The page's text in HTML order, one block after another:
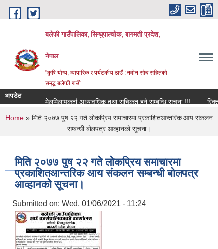
Skip to main content
बलेफी गाउँपालिका, सिन्धुपाल्चोक, बागमती प्रदेश,
नेपाल
"कृषि योग्य, व्यापारिक र पर्यटकीय ठाउँ : नवीन सोच सहितको
समृद्ध बलेफी गाउँ"
अपडेट
मेलमिलापकर्ता अध्यावधिक तथा सूचिकृत हुने सम्बन्धि सूचना !!!
रिक्त
You are here
Home » मिति २०७७ पुष २२ गते लोकप्रिय समाचारमा प्रकाशितआन्तरिक आय संकलन
सम्बन्धी बोलपत्र आव्हानको सूचना।
मिति २०७७ पुष २२ गते लोकप्रिय समाचारमा
प्रकाशितआन्तरिक आय संकलन सम्बन्धी बोलपत्र
आव्हानको सूचना।
Submitted on: Wed, 01/06/2021 - 11:24